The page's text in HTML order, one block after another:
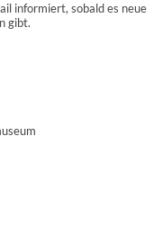
informiert, sobald es neue
gibt.